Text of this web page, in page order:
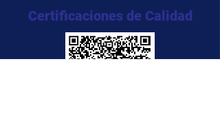
Certificaciones de Calidad